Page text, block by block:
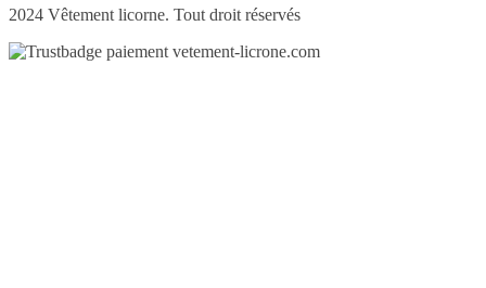
2024 Vêtement licorne. Tout droit réservés